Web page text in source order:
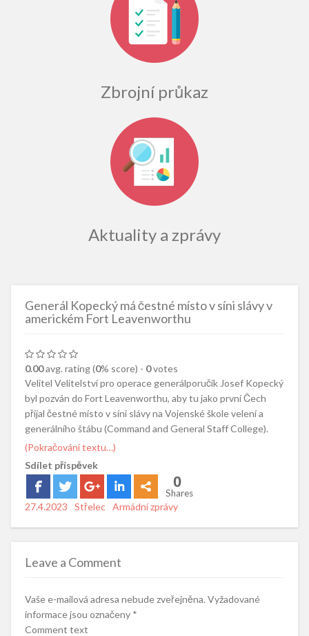
Zbrojní průkaz
Aktuality a zprávy
Generál Kopecký má čestné místo v síni slávy v
americkém Fort Leavenworthu
0.00avg. rating (0% score) - 0votes
Velitel Velitelství pro operace generálporučík Josef Kopecký
byl pozván do Fort Leavenworthu, aby tu jako první Čech
přijal čestné místo v síni slávy na Vojenské škole velení a
generálního štábu (Command and General Staff College).
(Pokračování textu…)
Sdílet příspěvek
0
Shares
Posted
27.4.2023 Author
Střelec Categories
Armádní zprávy
Leave a Comment
Vaše e-mailová adresa nebude zveřejněna. Vyžadované
informace jsou označeny *
Comment text